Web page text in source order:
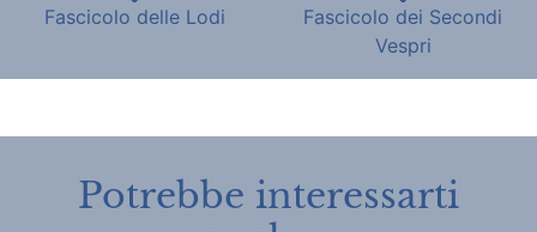
Fascicolo delle Lodi
Fascicolo dei Secondi
Vespri
Potrebbe interessarti